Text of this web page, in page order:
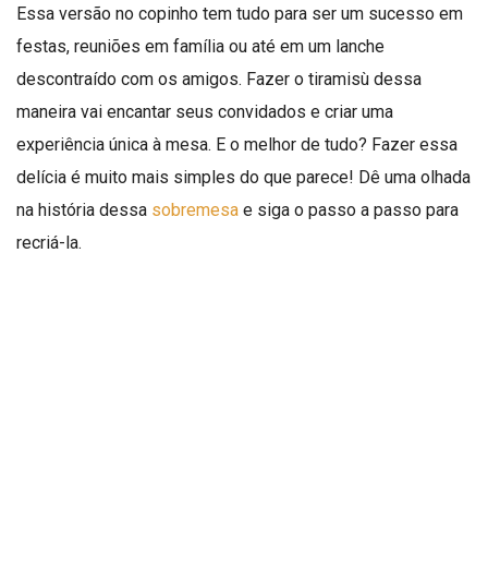
Essa versão no copinho tem tudo para ser um sucesso em
festas, reuniões em família ou até em um lanche
descontraído com os amigos. Fazer o tiramisù dessa
maneira vai encantar seus convidados e criar uma
experiência única à mesa. E o melhor de tudo? Fazer essa
delícia é muito mais simples do que parece! Dê uma olhada
na história dessa sobremesa e siga o passo a passo para
recriá-la.